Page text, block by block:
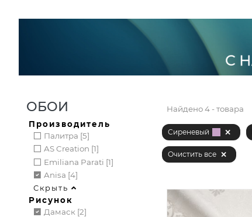
ОБОИ
Производитель
Палитра [5]
AS Creation [1]
Emiliana Parati [1]
Anisa [4]
Скрыть
Рисунок
Дамаск [2]
Найдено4 - товара
Сиреневый
Очистить все